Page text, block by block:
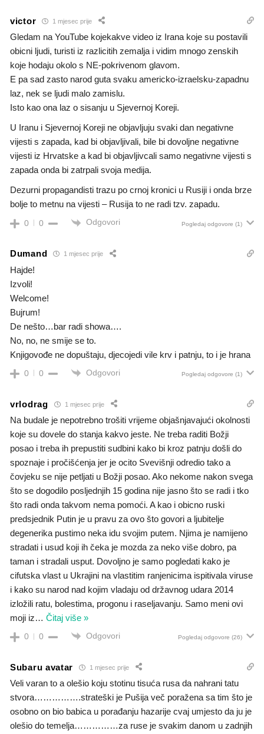
victor 1 mjesec prije
Gledam na YouTube kojekakve video iz Irana koje su postavili
obicni ljudi, turisti iz razlicitih zemalja i vidim mnogo zenskih
koje hodaju okolo s NE-pokrivenom glavom.
E pa sad zasto narod guta svaku americko-izraelsku-zapadnu
laz, nek se ljudi malo zamislu.
Isto kao ona laz o sisanju u Sjevernoj Koreji.
U Iranu i Sjevernoj Koreji ne objavljuju svaki dan negativne
vijesti s zapada, kad bi objavljivali, bile bi dovoljne negativne
vijesti iz Hrvatske a kad bi objavljivcali samo negativne vijesti s
zapada onda bi zatrpali svoja medija.
Dezurni propagandisti trazu po crnoj kronici u Rusiji i onda brze
bolje to metnu na vijesti – Rusija to ne radi tzv. zapadu.
0 0 Odgovori Pogledaj odgovore (1)
Dumand 1 mjesec prije
Hajde!
Izvoli!
Welcome!
Bujrum!
De nešto…bar radi showa….
No, no, ne smije se to.
Knjigovođe ne dopuštaju, djecojedi vile krv i patnju, to i je hrana
0 0 Odgovori Pogledaj odgovore (1)
vrlodrag 1 mjesec prije
Na budale je nepotrebno trošiti vrijeme objašnjavajući okolnosti
koje su dovele do stanja kakvo jeste. Ne treba raditi Božji
posao i treba ih prepustiti sudbini kako bi kroz patnju došli do
spoznaje i pročišćenja jer je ocito Svevišnji odredio tako a
čovjeku se nije petljati u Božji posao. Ako nekome nakon svega
što se dogodilo posljednjih 15 godina nije jasno što se radi i tko
što radi onda takvom nema pomoći. A kao i obicno ruski
predsjednik Putin je u pravu za ovo što govori a ljubitelje
degenerika pustimo neka idu svojim putem. Njima je namijeno
stradati i usud koji ih čeka je mozda za neko više dobro, pa
taman i stradali usput. Dovoljno je samo pogledati kako je
cifutska vlast u Ukrajini na vlastitim ranjenicima ispitivala viruse
i kako su narod nad kojim vladaju od državnog udara 2014
izložili ratu, bolestima, progonu i raseljavanju. Samo meni ovi
moji iz… Čitaj više »
0 0 Odgovori Pogledaj odgovore (26)
Subaru avatar 1 mjesec prije
Veli varan to a olešio koju stotinu tisuća rusa da nahrani tatu
stvora…………….strateški je Pušija več poražena sa tim što je
osobno on bio babica u porađanju hazarije cvaj umjesto da ju je
olešio do temelja……………za ruse je svakim danom u zadnjih